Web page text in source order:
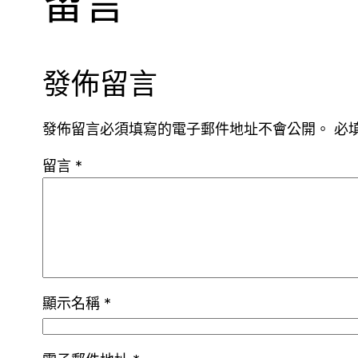
發佈留言
發佈留言必須填寫的電子郵件地址不會公開。 必
留言 *
顯示名稱 *